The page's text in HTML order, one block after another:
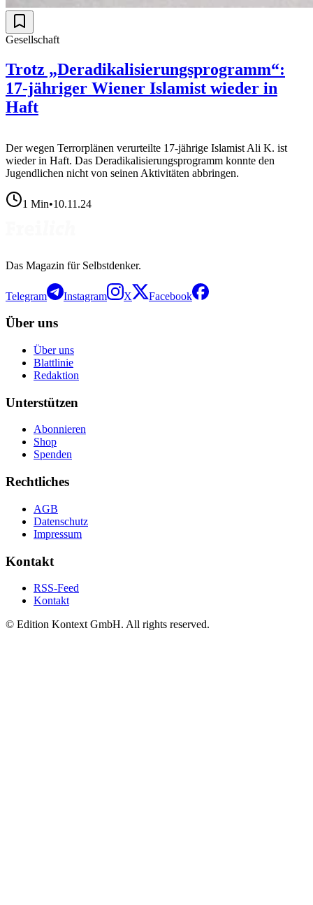
Gesellschaft
Trotz „Deradikalisierungsprogramm“:
17-jähriger Wiener Islamist wieder in
Haft
Der wegen Terrorplänen verurteilte 17-jährige Islamist Ali K. ist
wieder in Haft. Das Deradikalisierungsprogramm konnte den
Jugendlichen nicht von seinen Aktivitäten abbringen.
1 Min•10.11.24
Das Magazin für Selbstdenker.
Telegram Instagram X Facebook
Über uns
Über uns
Blattlinie
Redaktion
Unterstützen
Abonnieren
Shop
Spenden
Rechtliches
AGB
Datenschutz
Impressum
Kontakt
RSS-Feed
Kontakt
© Edition Kontext GmbH. All rights reserved.